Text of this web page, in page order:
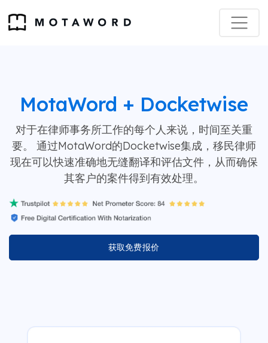
MotaWord + Docketwise
对于在律师事务所工作的每个人来说，时间至关重
要。 通过MotaWord的Docketwise集成，移民律师
现在可以快速准确地无缝翻译和评估文件，从而确保
其客户的案件得到有效处理。
获取免费报价